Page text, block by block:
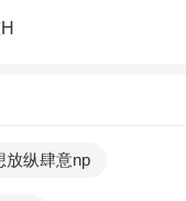
放纵肆意np